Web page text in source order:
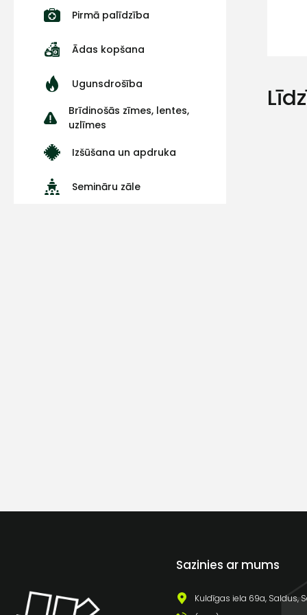
Pirmā palīdzība
Ādas kopšana
Ugunsdrošība
Brīdinošās zīmes, lentes,
uzlīmes
Izšūšana un apdruka
Semināru zāle
Sazinies ar mums
Kuldīgas iela 69a, Saldus,